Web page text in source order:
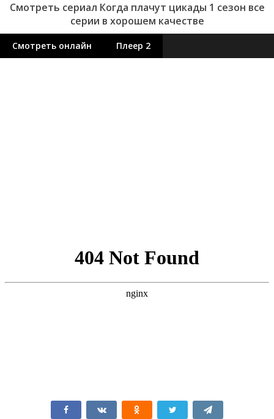
Смотреть сериал Когда плачут цикады 1 сезон все
серии в хорошем качестве
Смотреть онлайн Плеер 2